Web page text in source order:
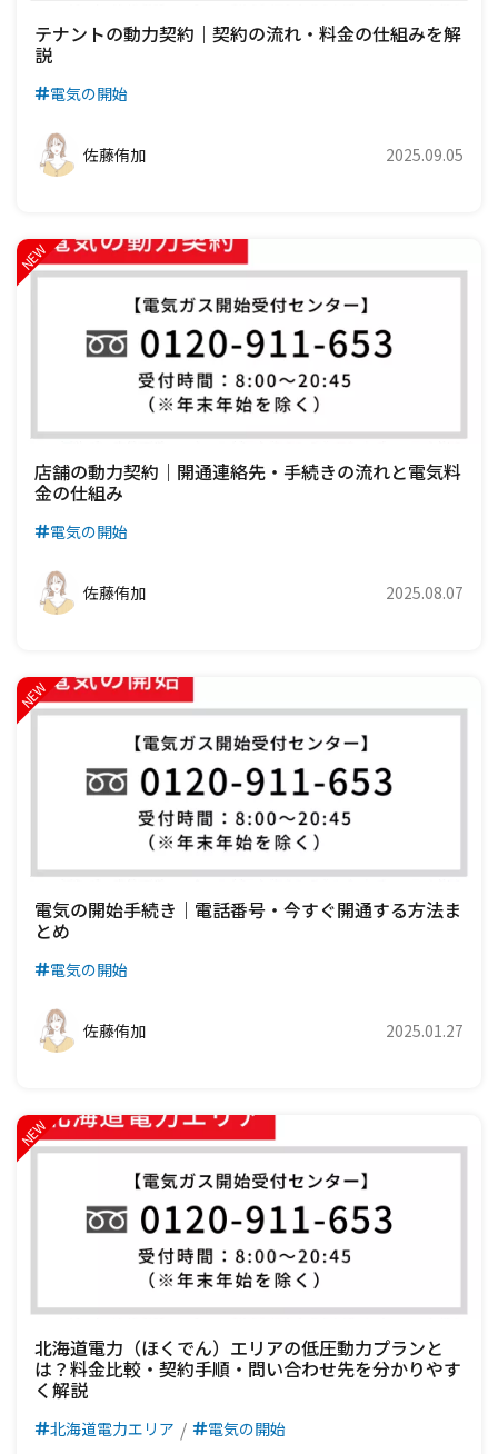
テナントの動力契約｜契約の流れ・料金の仕組みを解
説
電気の開始
佐藤侑加 2025.09.05
店舗の動力契約｜開通連絡先・手続きの流れと電気料
金の仕組み
電気の開始
佐藤侑加 2025.08.07
電気の開始手続き｜電話番号・今すぐ開通する方法ま
とめ
電気の開始
佐藤侑加 2025.01.27
北海道電力（ほくでん）エリアの低圧動力プランと
は？料金比較・契約手順・問い合わせ先を分かりやす
く解説
北海道電力エリア 電気の開始